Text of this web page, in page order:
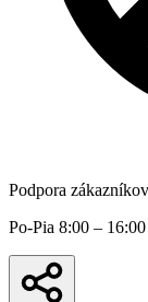
Podpora zákazníkov
Po-Pia 8:00 – 16:00